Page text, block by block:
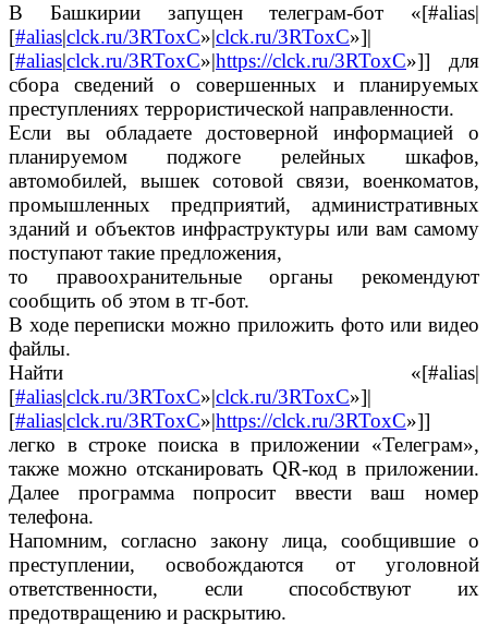
В Башкирии запущен телеграм-бот «[#​alias|
[#alias|clck.ru/3RToxC»|clck.ru/3RToxC»]|
[#alias|clck.ru/3RToxC»|https://clck.ru/3RToxC»]] для
сбора сведений о совершенных и планируемых
преступлениях террористической направленности.
Если вы обладаете достоверной информацией о
планируемом поджоге релейных шкафов,
автомобилей, вышек сотовой связи, военкоматов,
промышленных предприятий, административных
зданий и объектов инфраструктуры или вам самому
поступают такие предложения,
то правоохранительные органы рекомендуют
сообщить об этом в тг-бот.
В ходе переписки можно приложить фото или видео
файлы.
Найти «[#​alias|
[#alias|clck.ru/3RToxC»|clck.ru/3RToxC»]|
[#alias|clck.ru/3RToxC»|https://clck.ru/3RToxC»]]
легко в строке поиска в приложении «Телеграм»,
также можно отсканировать QR-код в приложении.
Далее программа попросит ввести ваш номер
телефона.
Напомним, согласно закону лица, сообщившие о
преступлении, освобождаются от уголовной
ответственности, если способствуют их
предотвращению и раскрытию.